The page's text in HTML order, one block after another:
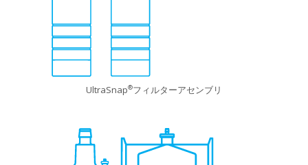
UltraSnap®フィルターアセンブリ